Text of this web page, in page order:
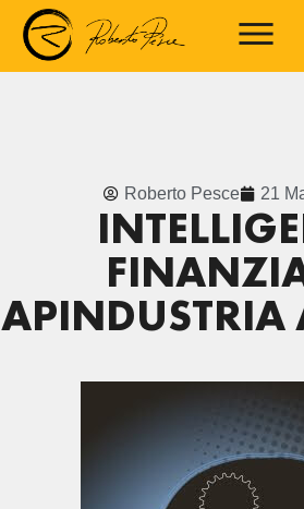
Roberto Pesce 21
APINDUSTRIA